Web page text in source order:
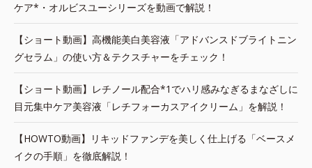
ケア*・オルビスユーシリーズを動画で解説！
【ショート動画】高機能美白美容液「アドバンスドブライトニン
グセラム」の使い方＆テクスチャーをチェック！
【ショート動画】レチノール配合*1でハリ感みなぎるまなざしに
目元集中ケア美容液「レチフォーカスアイクリーム」を解説！
【HOWTO動画】リキッドファンデを美しく仕上げる「ベースメ
イクの手順」を徹底解説！